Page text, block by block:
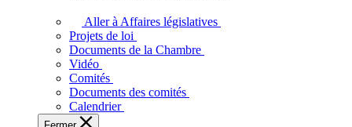
adopte
touchent
des
Aller à Affaires législatives
Projets de loi
Documents de la Chambre
Vidéo
Comités
Documents des comités
Calendrier